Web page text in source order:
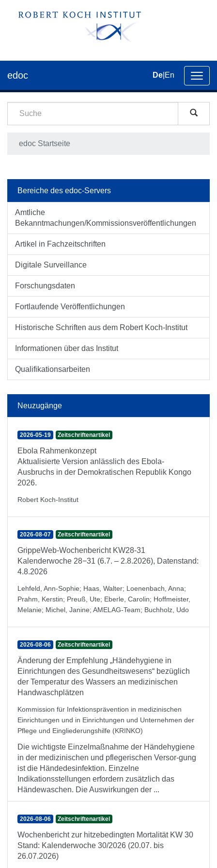
der
edoc De En
edoc Startseite
Bereiche des edoc-Servers
Amtliche
Bekanntmachungen/Kommissionsveröffentlichungen
Artikel in Fachzeitschriften
Digitale Surveillance
Forschungsdaten
Fortlaufende Veröffentlichungen
Historische Schriften aus dem Robert Koch-Institut
Informationen über das Institut
Qualifikationsarbeiten
Neuzugänge
2026-05-19 Zeitschriftenartikel
Ebola Rahmenkonzept
Aktualisierte Version anlässlich des Ebola-
Ausbruchs in der Demokratischen Republik Kongo
2026.
Robert Koch-Institut
2026-08-07 Zeitschriftenartikel
GrippeWeb-Wochenbericht KW28-31
Kalenderwoche 28−31 (6.7. – 2.8.2026), Datenstand:
4.8.2026
Lehfeld, Ann-Sophie; Haas, Walter; Loenenbach, Anna;
Prahm, Kerstin; Preuß, Ute; Eberle, Carolin; Hoffmeister,
Melanie; Michel, Janine; AMELAG-Team; Buchholz, Udo
2026-08-06 Zeitschriftenartikel
Änderung der Empfehlung „Händehygiene in
Einrichtungen des Gesundheitswesens“ bezüglich
der Temperatur des Wassers an medizinischen
Handwaschplätzen
Kommission für Infektionsprävention in medizinischen
Einrichtungen und in Einrichtungen und Unternehmen der
Pflege und Eingliederungshilfe (KRINKO)
Die wichtigste Einzelmaßnahme der Händehygiene
in der medizinischen und pflegerischen Versor-gung
ist die Händedesinfektion. Einzelne
Indikationsstellungen erfordern zusätzlich das
Händewaschen. Die Auswirkungen der ...
2026-08-06 Zeitschriftenartikel
Wochenbericht zur hitzebedingten Mortalität KW 30
Stand: Kalenderwoche 30/2026 (20.07. bis
26.07.2026)